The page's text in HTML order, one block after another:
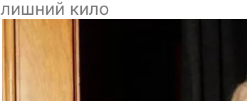
лишний кило